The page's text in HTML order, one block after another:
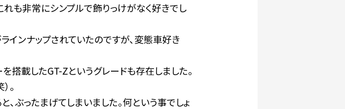
も非常にシンプルで飾りっけがなく好きでし
インナップされていたのですが、変態車好き
載したGT-Zというグレードも存在しました。
。
ぶったまげてしまいました。何という事でしょ